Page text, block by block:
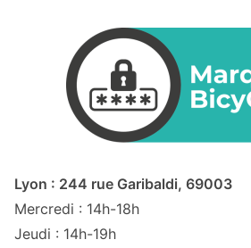
Lyon : 244 rue Garibaldi, 69003
Mercredi : 14h-18h
Jeudi : 14h-19h